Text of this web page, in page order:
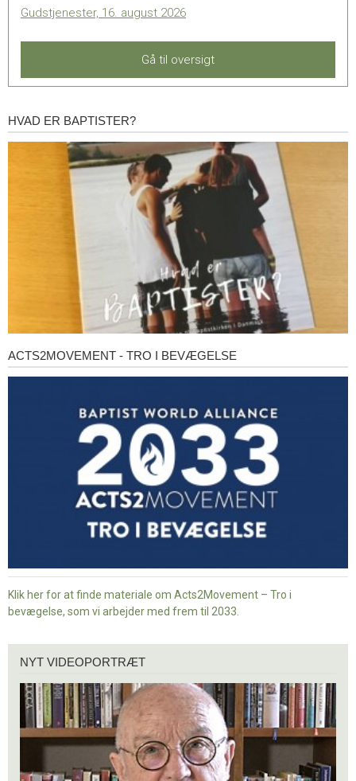
Gudstjenester, 16. august 2026
Gå til oversigt
Hvad
er
HVAD ER BAPTISTER?
Acts2Movement
-
ACTS2MOVEMENT - TRO I BEVÆGELSE
Klik her for at finde materiale om Acts2Movement – Tro i
bevægelse, som vi arbejder med frem til 2033.
videoportræt
NYT VIDEOPORTRÆT